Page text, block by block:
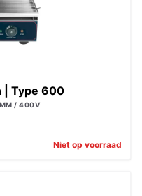
| Type 600
/ 400V
Niet op voorraad